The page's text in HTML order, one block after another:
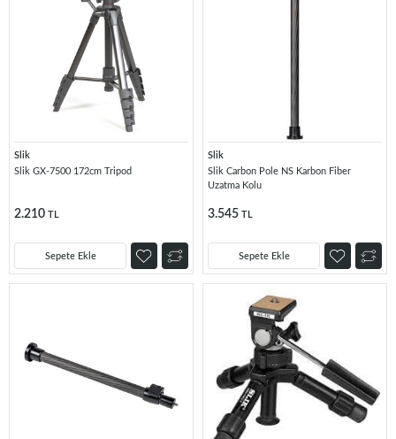
Slik
Slik GX-7500 172cm Tripod
2.210 TL
Sepete Ekle
Slik
Slik Carbon Pole NS Karbon Fiber
Uzatma Kolu
3.545 TL
Sepete Ekle